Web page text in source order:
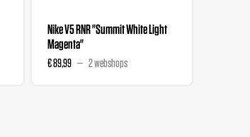
Nike V5 RNR "Summit White Light
Magenta"
€ 89,99 2 webshops